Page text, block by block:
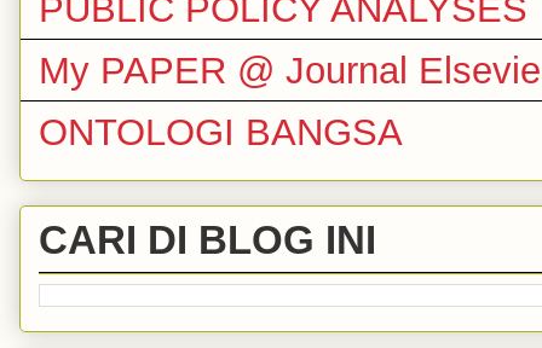
PUBLIC POLICY ANALYSES
My PAPER @ Journal
ONTOLOGI BANGSA
CARI DI BLOG INI